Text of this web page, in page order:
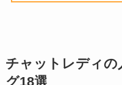
チャットレディ
グ18選